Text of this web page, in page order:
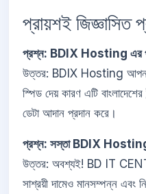
প্রায়শই
প্রশ্ন: BDIX Hosting এর
উত্তর: BDIX Hosting
স্পিড দেয় কারণ এটি বাংলাদেশের
ডেটা আদান প্রদান করে।
প্রশ্ন: সস্তা BDIX Hosting
উত্তর: অবশ্যই! BD IT
সাশ্রয়ী দামেও মানসম্পন্ন এবং